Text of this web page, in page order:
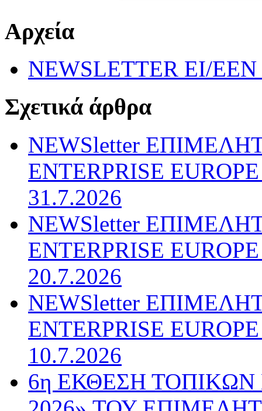
Αρχεία
NEWSLETTER EI/EEN
Σχετικά άρθρα
NEWSletter
ENTERPRISE
31.7.2026
NEWSletter
ENTERPRISE
20.7.2026
NEWSletter
ENTERPRISE
10.7.2026
6η ΕΚΘΕΣΗ ΤΟΠΙΚΩΝ